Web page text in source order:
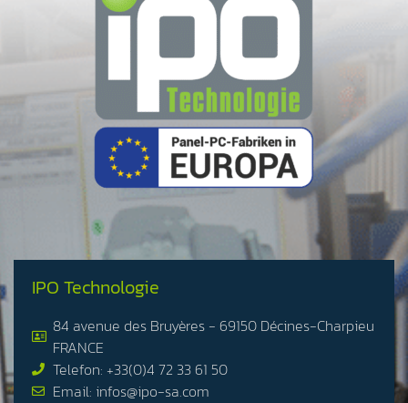
IPO Technologie
84 avenue des Bruyères - 69150 Décines-Charpieu
FRANCE
Telefon: +33(0)4 72 33 61 50
Email: infos@ipo-sa.com